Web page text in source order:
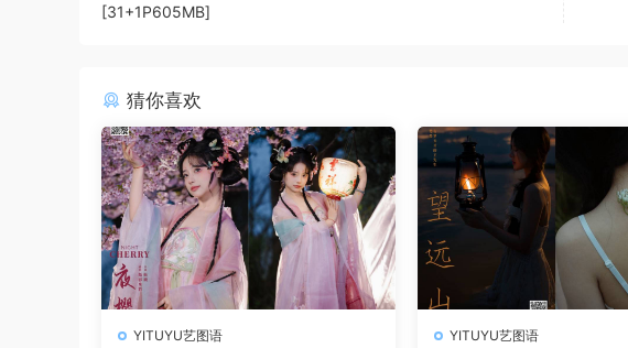
[31+1P605MB]
猜你喜欢
YITUYU艺图语 YITUYU艺图语